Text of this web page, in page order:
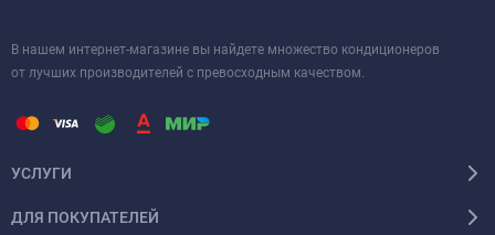
В нашем интернет-магазине вы найдете множество кондиционеров
от лучших производителей с превосходным качеством.
УСЛУГИ
ДЛЯ ПОКУПАТЕЛЕЙ